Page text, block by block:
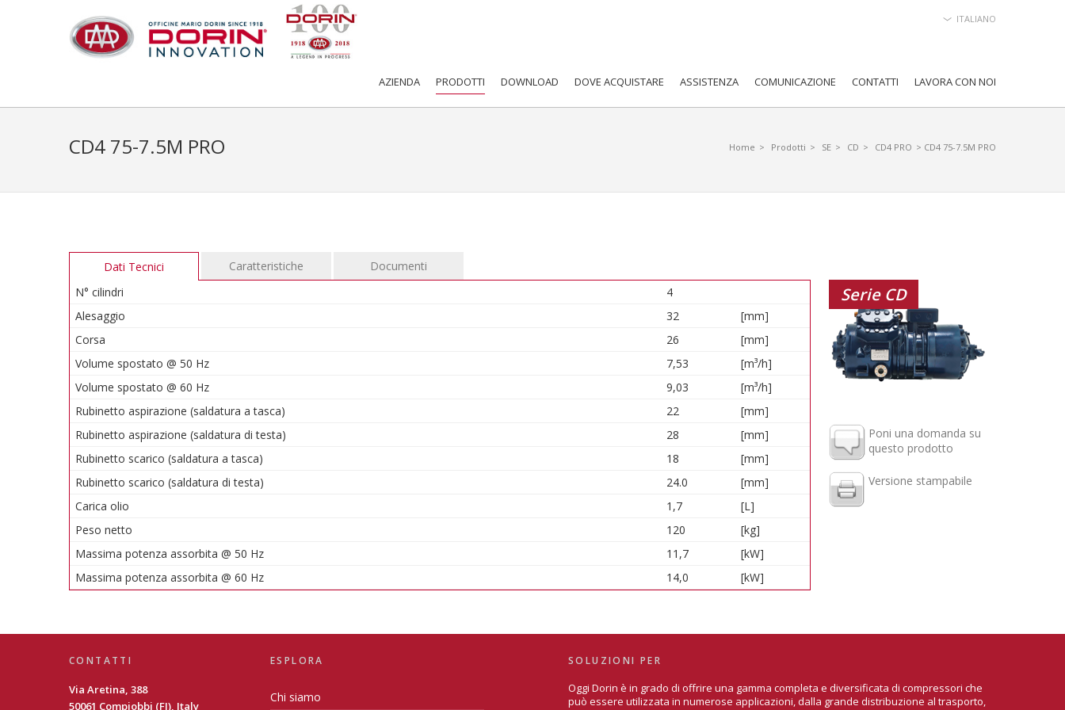
ITALIANO
AZIENDA PRODOTTI DOWNLOAD DOVE ACQUISTARE ASSISTENZA COMUNICAZIONE CONTATTI LAVORA CON NOI
CD4 75-7.5M PRO Home > Prodotti > SE > CD > CD4 PRO > CD4 75-7.5M PRO
Dati Tecnici Caratteristiche
Documenti
N° cilindri
4
Alesaggio
32
[mm]
Corsa
26
[mm]
Volume spostato @ 50 Hz
7,53
[m³/h]
Volume spostato @ 60 Hz
9,03
[m³/h]
Rubinetto aspirazione (saldatura a tasca)
22
[mm]
Rubinetto aspirazione (saldatura di testa)
28
[mm]
Rubinetto scarico (saldatura a tasca)
18
[mm]
Rubinetto scarico (saldatura di testa)
24.0
[mm]
Carica olio
1,7
[L]
Peso netto
120
[kg]
Massima potenza assorbita @ 50 Hz
11,7
[kW]
Massima potenza assorbita @ 60 Hz
14,0 [kW]
Serie CD
Poni una domanda su
questo prodotto
Versione stampabile
CONTATTI
Via Aretina, 388
50061 Compiobbi (FI), Italy
ESPLORA
Chi siamo
SOLUZIONI PER
Oggi Dorin è in grado di offrire una gamma completa e diversificata di compressori che
può essere utilizzata in numerose applicazioni, dalla grande distribuzione al trasporto,